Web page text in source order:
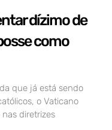
dízimo de
como
que já está sendo
o Vaticano
diretrizes